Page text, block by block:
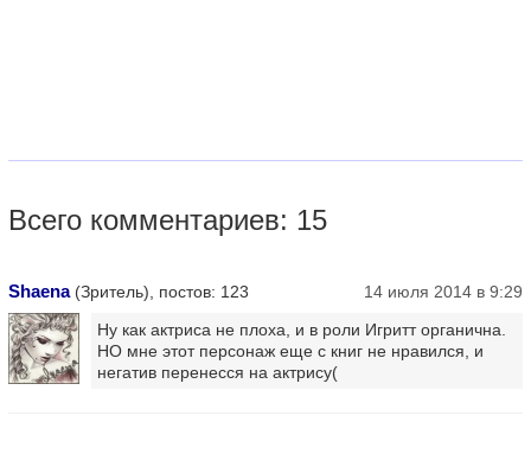
Всего комментариев: 15
Shaena(Зритель), постов: 123
14 июля 2014 в 9:29
Ну как актриса не плоха, и в роли Игритт органична.
НО мне этот персонаж еще с книг не нравился, и
негатив перенесся на актрису(